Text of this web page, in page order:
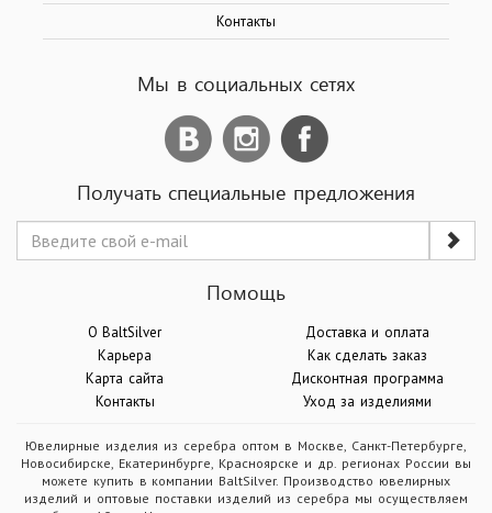
Контакты
Мы в социальных сетях
Получать специальные предложения
Помощь
О BaltSilver
Доставка и оплата
Карьера
Как сделать заказ
Карта сайта
Дисконтная программа
Контакты
Уход за изделиями
Ювелирные изделия из серебра оптом в Москве, Санкт-Петербурге,
Новосибирске, Екатеринбурге, Красноярске и др. регионах России вы
можете купить в компании BaltSilver. Производство ювелирных
изделий и оптовые поставки изделий из серебра мы осуществляем